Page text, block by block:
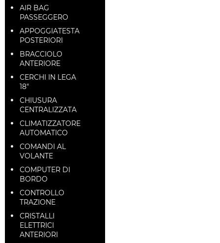
AIR BAG
PASSEGGERO
APPOGGIATESTA
POSTERIORI
BRACCIOLO
ANTERIORE
CERCHI IN LEGA
18"
CHIUSURA
CENTRALIZZATA
CLIMATIZZATORE
AUTOMATICO
COMANDI AL
VOLANTE
COMPUTER DI
BORDO
CONTROLLO
TRAZIONE
CRISTALLI
ELETTRICI
ANTERIORI